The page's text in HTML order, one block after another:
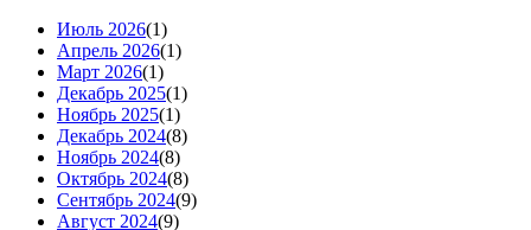
Июль 2026(1)
Апрель 2026(1)
Март 2026(1)
Декабрь 2025(1)
Ноябрь 2025(1)
Декабрь 2024(8)
Ноябрь 2024(8)
Октябрь 2024(8)
Сентябрь 2024(9)
Август 2024(9)